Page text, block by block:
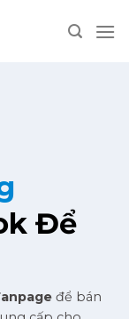
Để
để bán